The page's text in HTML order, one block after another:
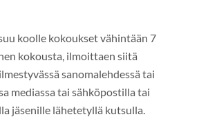
koolle kokoukset vähintään 7
kokousta, ilmoittaen siitä
sanomalehdessä tai
mediassa tai sähköpostilla tai
jäsenille lähetetyllä kutsulla.